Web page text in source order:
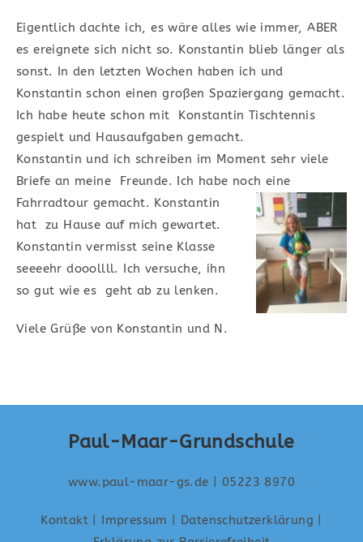
Eigentlich dachte ich, es wäre alles wie immer, ABER
es ereignete sich nicht so. Konstantin blieb länger als
sonst. In den letzten Wochen haben ich und
Konstantin schon einen großen Spaziergang gemacht.
Ich habe heute schon mit Konstantin Tischtennis
gespielt und Hausaufgaben gemacht.
Konstantin und ich schreiben im Moment sehr viele
Briefe an meine Freunde. Ich habe noch eine
Fahrradtour gemacht. Konstantin
hat zu Hause auf mich gewartet.
Konstantin vermisst seine Klasse
seeeehr dooollll. Ich versuche, ihn
so gut wie es geht ab zu lenken.
Viele Grüße von Konstantin und N.
Paul-Maar-Grundschule
www.paul-maar-gs.de | 05223 8970
Kontakt| Impressum Datenschutzerklärung